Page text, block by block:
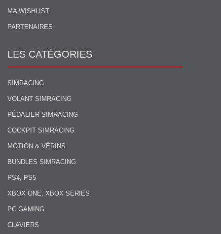
MA WISHLIST
PARTENAIRES
LES CATÉGORIES
SIMRACING
VOLANT SIMRACING
PÉDALIER SIMRACING
COCKPIT SIMRACING
MOTION & VÉRINS
BUNDLES SIMRACING
PS4, PS5
XBOX ONE, XBOX SERIES
PC GAMING
CLAVIERS